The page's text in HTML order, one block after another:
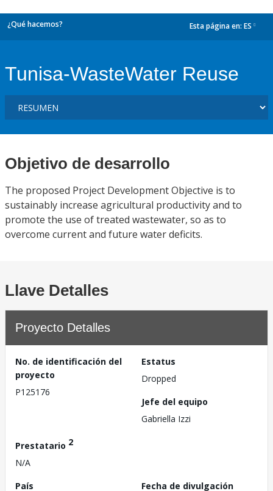
¿Qué hacemos? Esta página en: ES
Tunisa-WasteWater Reuse
Objetivo de desarrollo
The proposed Project Development Objective is to
sustainably increase agricultural productivity and to
promote the use of treated wastewater, so as to
overcome current and future water deficits.
Llave Detalles
Proyecto Detalles
No. de identificación del
proyecto
P125176
Estatus
Dropped
Jefe del equipo
Gabriella Izzi
Prestatario 2
N/A
País
Fecha de divulgación